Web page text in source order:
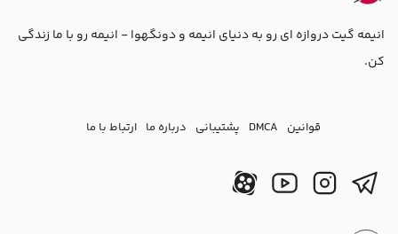
انیمه گیت دروازه ای رو به دنیای انیمه و دونگهوا - انیمه رو با ما زندگی
کن.
قوانین DMCA پشتیبانی درباره ما ارتباط با ما